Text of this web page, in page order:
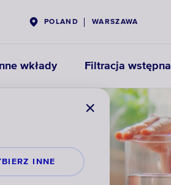
INNЕ
POLAND WARSZAWA
wkłady Filtracja wstępna